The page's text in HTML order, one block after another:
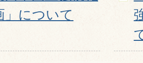
」について